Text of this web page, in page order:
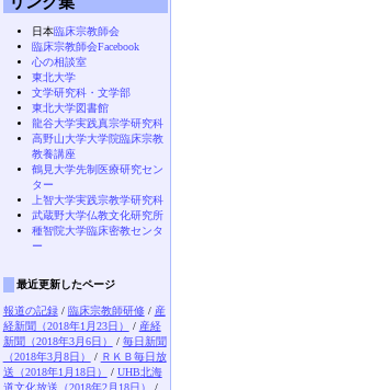
日本臨床宗教師会
臨床宗教師会Facebook
心の相談室
東北大学
文学研究科・文学部
東北大学図書館
龍谷大学実践真宗学研究科
高野山大学大学院臨床宗教
教養講座
鶴見大学先制医療研究セン
ター
上智大学実践宗教学研究科
武蔵野大学仏教文化研究所
種智院大学臨床密教センタ
ー
最近更新したページ
報道の記録/ 臨床宗教師研修/ 産
経新聞（2018年1月23日）
/ 産経
新聞（2018年3月6日）
/ 毎日新聞
（2018年3月8日）
/ ＲＫＢ毎日放
送（2018年1月18日）
/ UHB北海
道文化放送（2018年2月18日）
/